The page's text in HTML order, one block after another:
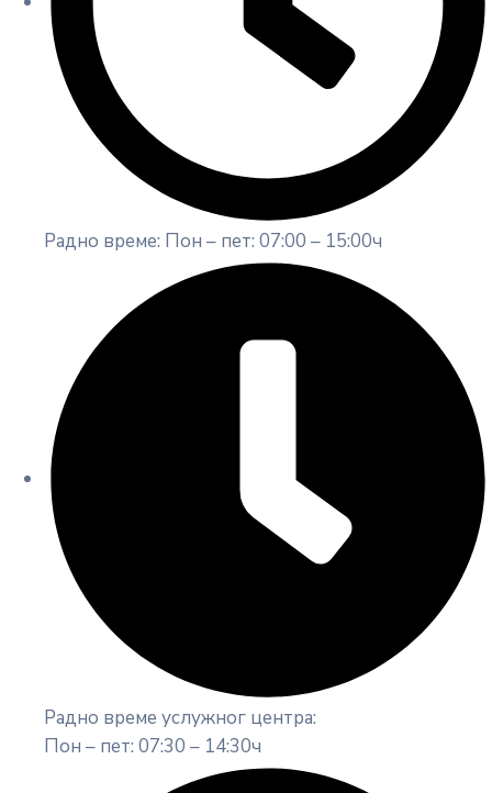
Радно време: Пон – пет: 07:00 – 15:00ч
Радно време услужног центра:
Пон – пет: 07:30 – 14:30ч